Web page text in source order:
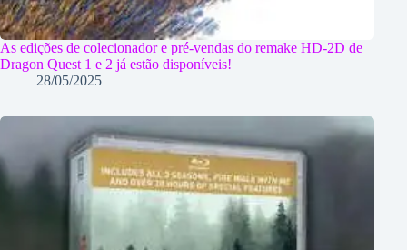
As edições de colecionador e pré-vendas do remake HD-2D de
Dragon Quest 1 e 2 já estão disponíveis!
28/05/2025